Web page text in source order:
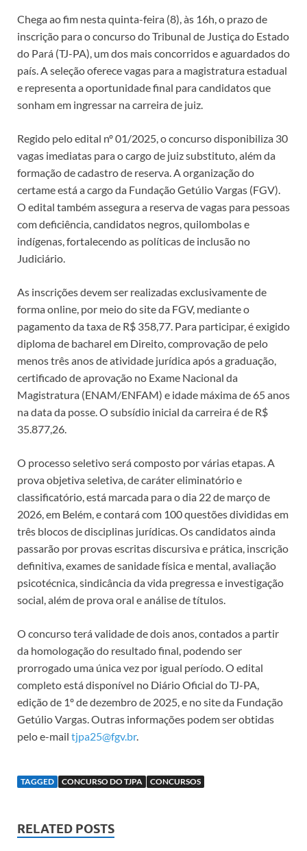
Chega ao fim nesta quinta-feira (8), às 16h, o prazo de
inscrição para o concurso do Tribunal de Justiça do Estado
do Pará (TJ-PA), um dos mais concorridos e aguardados do
país. A seleção oferece vagas para a magistratura estadual
e representa a oportunidade final para candidatos que
sonham em ingressar na carreira de juiz.
Regido pelo edital nº 01/2025, o concurso disponibiliza 30
vagas imediatas para o cargo de juiz substituto, além da
formação de cadastro de reserva. A organização do
certame está a cargo da Fundação Getúlio Vargas (FGV).
O edital também assegura a reserva de vagas para pessoas
com deficiência, candidatos negros, quilombolas e
indígenas, fortalecendo as políticas de inclusão no
Judiciário.
As inscrições devem ser realizadas exclusivamente de
forma online, por meio do site da FGV, mediante o
pagamento da taxa de R$ 358,77. Para participar, é exigido
diploma de bacharel em Direito, comprovação de pelo
menos três anos de atividade jurídica após a graduação,
certificado de aprovação no Exame Nacional da
Magistratura (ENAM/ENFAM) e idade máxima de 65 anos
na data da posse. O subsídio inicial da carreira é de R$
35.877,26.
O processo seletivo será composto por várias etapas. A
prova objetiva seletiva, de caráter eliminatório e
classificatório, está marcada para o dia 22 de março de
2026, em Belém, e contará com 100 questões divididas em
três blocos de disciplinas jurídicas. Os candidatos ainda
passarão por provas escritas discursiva e prática, inscrição
definitiva, exames de sanidade física e mental, avaliação
psicotécnica, sindicância da vida pregressa e investigação
social, além de prova oral e análise de títulos.
O concurso terá validade de dois anos, contados a partir
da homologação do resultado final, podendo ser
prorrogado uma única vez por igual período. O edital
completo está disponível no Diário Oficial do TJ-PA,
edição de 1º de dezembro de 2025, e no site da Fundação
Getúlio Vargas. Outras informações podem ser obtidas
pelo e-mail tjpa25@fgv.br.
TAGGED CONCURSO DO TJPA CONCURSOS
RELATED POSTS